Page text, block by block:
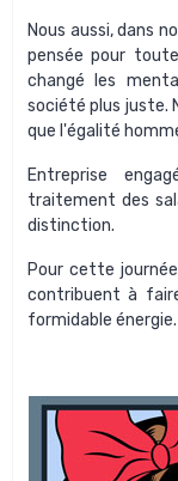
Nous aussi, dans
pensée pour
changé les
société plus juste.
que l'égalité
Entreprise
traitement des
distinction.
Pour cette
contribuent à
formidable énergie.